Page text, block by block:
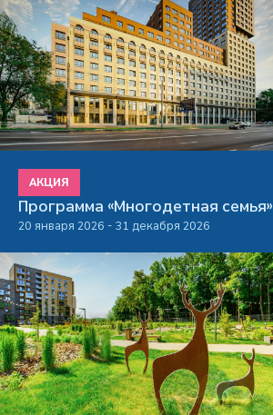
АКЦИЯ
Программа «Многодетная семья»
20 января 2026 - 31 декабря 2026